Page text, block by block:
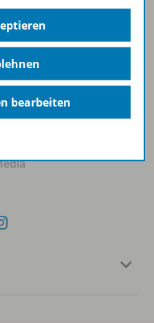
anmelden
bearbeiten